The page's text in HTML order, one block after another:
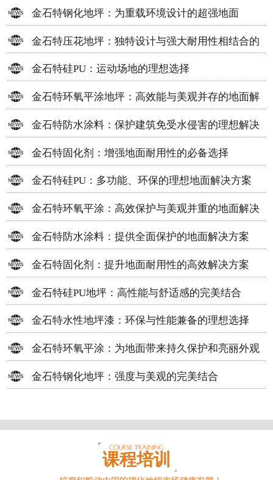
选择
金石特钢化地坪：为重载环境设计的超强地面
金石特压花地坪：独特设计与强大耐用性相结合的
地面材料
金石特硅PU：运动场地的理想选择
金石特环氧平涂地坪：高效能与美观并存的地面解
决方案
金石特防水涂料：保护建筑免受水侵害的理想解决
方案
金石特固化剂：增强地面耐用性的必备选择
金石特硅PU：多功能、环保的理想地面解决方案
金石特环氧平涂：高效保护与美观并重的地面解决
方案
金石特防水涂料：提供全面保护的地面解决方案
金石特固化剂：提升地面耐用性的高效解决方案
金石特硅PU地坪：高性能与舒适感的完美结合
金石特水性地坪漆：环保与性能兼备的理想选择
金石特环氧平涂：为地面带来持久保护和亮丽外观
金石特钢化地坪：强度与美观的完美结合
课程培训